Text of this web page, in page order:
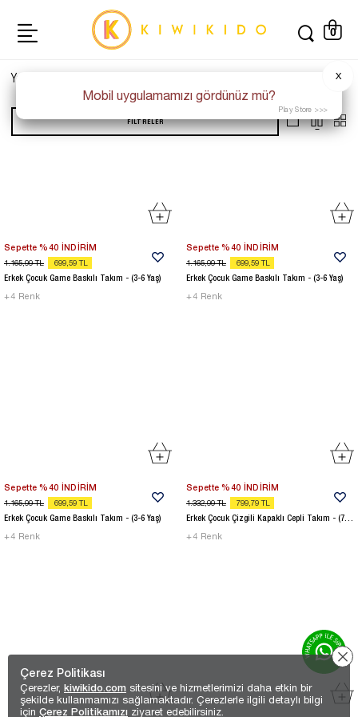
0
Yeni Gelenler Adet
FILTRELER
Sepette %40 İNDİRİM
699,59 TL
1.165,99 TL
+4 Renk
Erkek Çocuk Game Baskılı Takım - (3-6 Yaş)
Sepette %40 İNDİRİM
699,59 TL
1.165,99 TL
+4 Renk
Erkek Çocuk Game Baskılı Takım - (3-6 Yaş)
Sepette %40 İNDİRİM
699,59 TL
1.165,99 TL
+4 Renk
Erkek Çocuk Game Baskılı Takım - (3-6 Yaş)
Sepette %40 İNDİRİM
799,79 TL
1.332,99 TL
+4 Renk
Erkek Çocuk Çizgili Kapaklı Cepli Takım - (7-10 Yaş)
Mobil uygulamamızı gördünüz mü?
X
Play Store >>>
Çerez Politikası
Çerezler, kiwikido.com sitesini ve hizmetlerimizi daha etkin bir
şekilde kullanmamızı sağlamaktadır. Çerezlerle ilgili detaylı bilgi
için Çerez Politikamızı ziyaret edebilirsiniz.